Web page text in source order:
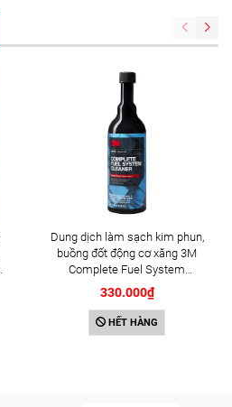
Dung dịch làm sạch kim phun,
buồng đốt động cơ xăng 3M
Complete Fuel System
Cleaner 473ml (08813)
330.000₫
HẾT HÀNG